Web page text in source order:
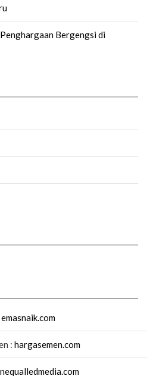
Bergengsi di
emasnaik.com
: hargasemen.com